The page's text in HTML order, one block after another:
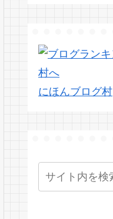
にほんブログ村